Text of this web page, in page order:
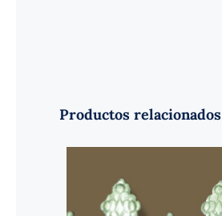
Productos relacionados